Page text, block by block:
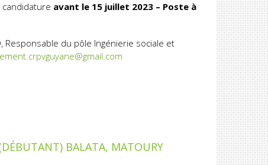
avant le 15 juillet 2023 – Poste à
Responsable du pôle Ingénierie sociale et
BALATA, MATOURY